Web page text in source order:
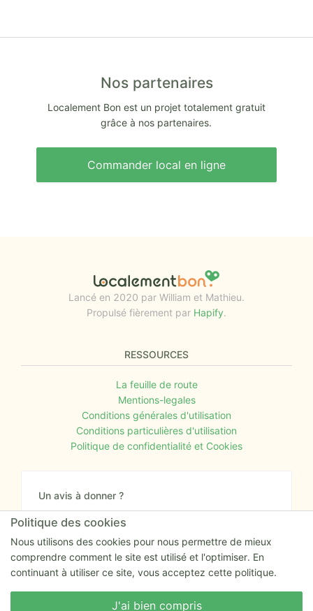
Nos partenaires
Localement Bon est un projet totalement gratuit
grâce à nos partenaires.
Commander local en ligne
Lancé en 2020 par William et Mathieu.
Propulsé fièrement par Hapify.
RESSOURCES
La feuille de route
Mentions-legales
Conditions générales d'utilisation
Conditions particulières d'utilisation
Politique de confidentialité et Cookies
Un avis à donner ?
Donnez nous votre avis sur le site ou proposez
nous tout simplement vos nouvelles idées.
Nous écrire
Politique des cookies
Nous utilisons des cookies pour nous permettre de mieux
comprendre comment le site est utilisé et l'optimiser. En
continuant à utiliser ce site, vous acceptez cette politique.
J'ai bien compris